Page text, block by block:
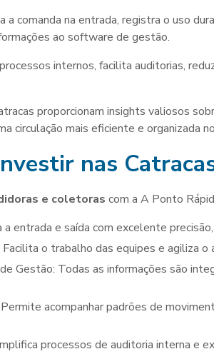
comanda na entrada, registra o uso
ao software de gestão.
internos, facilita auditorias,
proporcionam insights valiosos
circulação mais eficiente e organizada
nas
e coletoras com a A Ponto
a entrada e saída com excelente
Facilita o trabalho das equipes e agiliza
processos de auditoria interna e